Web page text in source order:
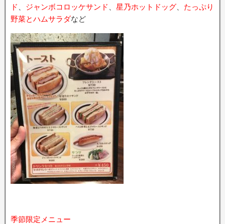
ド
ジャンボコロッケサンド 星乃ホットドッグ
たっぷり
野菜とハムサラダなど
季節限定メニュー